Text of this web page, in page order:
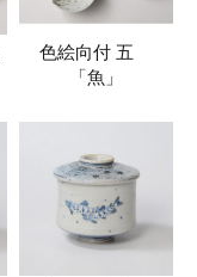
色絵向付 五
「魚」